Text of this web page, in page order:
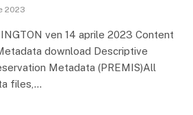
2023
ven 14 aprile 2023 Content
download Descriptive
Metadata (PREMIS)All
files,…